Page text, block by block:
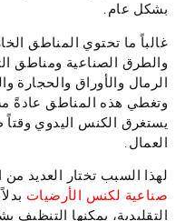
بشكل عام.
غالباً ما تحتوي المناطق
والطرق الصناعية ومناطق
الرمال والأوراق والحجارة
وتغطي هذه المناطق عادةً
يستغرق الكنس اليدوي وقتاً
العمال.
لهذا السبب تختار العديد
صناعية لكنس الأرضيات
التقليدية، يمكنها